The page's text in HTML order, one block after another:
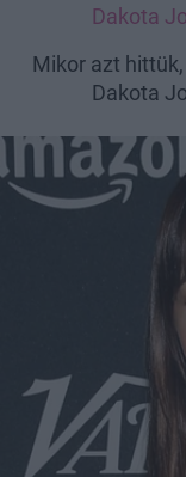
Dakota
Mikor azt
Dakota